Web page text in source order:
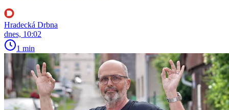
Hradecká Drbna
dnes, 10:02
1 min